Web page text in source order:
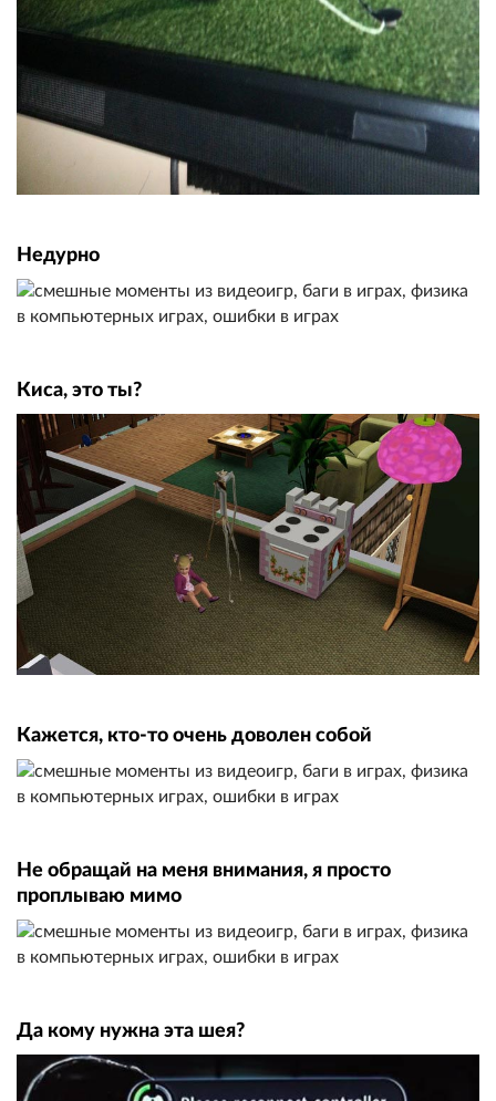
Недурно
Киса, это ты?
Кажется, кто-то очень доволен собой
Не обращай на меня внимания, я просто
проплываю мимо
Да кому нужна эта шея?